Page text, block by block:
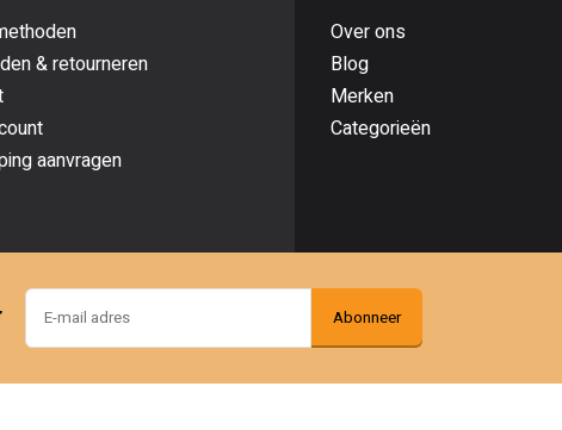
& retourneren
aanvragen
Over ons
Blog
Merken
Categorieën
Abonneer